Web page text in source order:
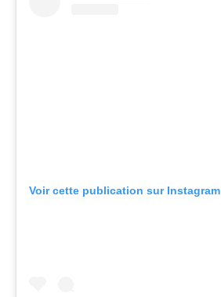
Voir cette publication sur Instagram